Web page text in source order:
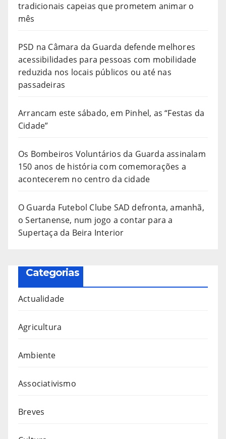
tradicionais capeias que prometem animar o
mês
PSD na Câmara da Guarda defende melhores
acessibilidades para pessoas com mobilidade
reduzida nos locais públicos ou até nas
passadeiras
Arrancam este sábado, em Pinhel, as “Festas da
Cidade”
Os Bombeiros Voluntários da Guarda assinalam
150 anos de história com comemorações a
acontecerem no centro da cidade
O Guarda Futebol Clube SAD defronta, amanhã,
o Sertanense, num jogo a contar para a
Supertaça da Beira Interior
Categorias
Actualidade
Agricultura
Ambiente
Associativismo
Breves